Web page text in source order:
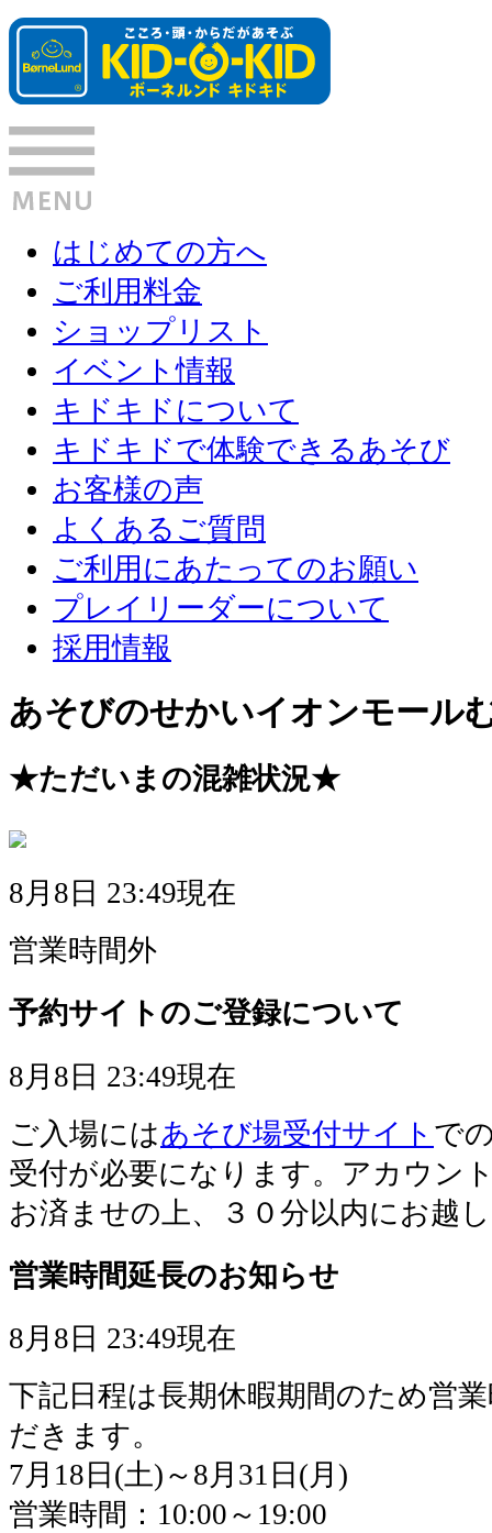
はじめての方へ
ご利用料金
ショップリスト
イベント情報
キドキドについて
キドキドで体験できるあそび
お客様の声
よくあるご質問
ご利用にあたってのお願い
プレイリーダーについて
採用情報
あそびのせかいイオンモール
★ただいまの混雑状況★
8月8日 23:49現在
営業時間外
予約サイトのご登録について
8月8日 23:49現在
ご入場にはあそび場受付サイト で
受付が必要になります。アカウン
お済ませの上、３０分以内にお越
営業時間延長のお知らせ
8月8日 23:49現在
下記日程は長期休暇期間のため営
だきます。
7月18日(土)～8月31日(月)
営業時間：10:00～19:00